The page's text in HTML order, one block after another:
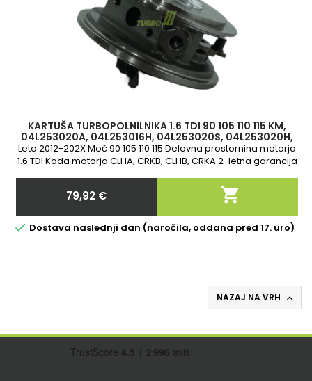
KARTUŠA TURBOPOLNILNIKA 1.6 TDI 90 105 110 115 KM,
04L253020A, 04L253016H, 04L253020S, 04L253020H,
847671-0004, 813860-5001S
Leto 2012-202X Moč 90 105 110 115 Delovna prostornina motorja
1.6 TDI Koda motorja CLHA, CRKB, CLHB, CRKA 2-letna garancija
Cena
79,92 € 
 Dostava naslednji dan (naročila, oddana pred 17. uro)
NAZAJ NA VRH 